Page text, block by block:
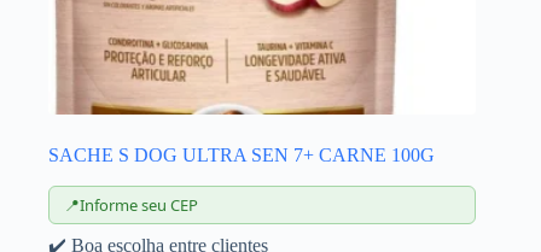
SACHE S DOG ULTRA SEN 7+ CARNE 100G
📍Informe seu CEP
✔️ Boa escolha entre clientes